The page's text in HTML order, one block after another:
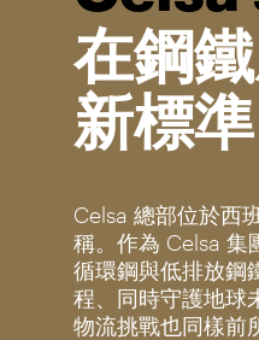
在鋼
新標
Celsa 總部位於西
稱。作為 Celsa 集
循環鋼與低排放鋼
程、同時守護地球
物流挑戰也同樣前